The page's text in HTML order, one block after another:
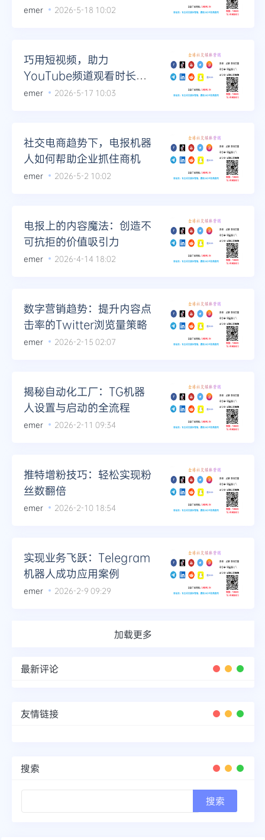
法与技巧
emer 2026-5-18 10:02
巧用短视频，助力
YouTube频道观看时长翻
倍
emer 2026-5-17 10:03
社交电商趋势下，电报机器
人如何帮助企业抓住商机
emer 2026-5-2 10:02
电报上的内容魔法：创造不
可抗拒的价值吸引力
emer 2026-4-14 18:02
数字营销趋势：提升内容点
击率的Twitter浏览量策略
emer 2026-2-15 02:07
揭秘自动化工厂：TG机器
人设置与启动的全流程
emer 2026-2-11 09:34
推特增粉技巧：轻松实现粉
丝数翻倍
emer 2026-2-10 18:54
实现业务飞跃：Telegram
机器人成功应用案例
emer 2026-2-9 09:29
加载更多
最新评论
友情链接
搜索